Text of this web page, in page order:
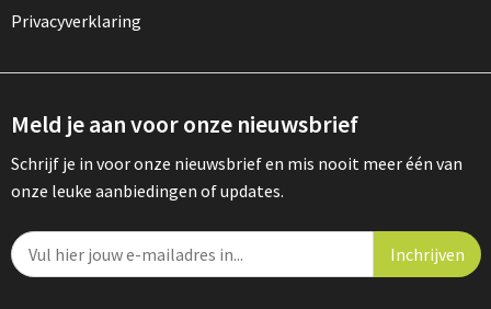
Privacyverklaring
Meld je aan voor onze nieuwsbrief
Schrijf je in voor onze nieuwsbrief en mis nooit meer één van
onze leuke aanbiedingen of updates.